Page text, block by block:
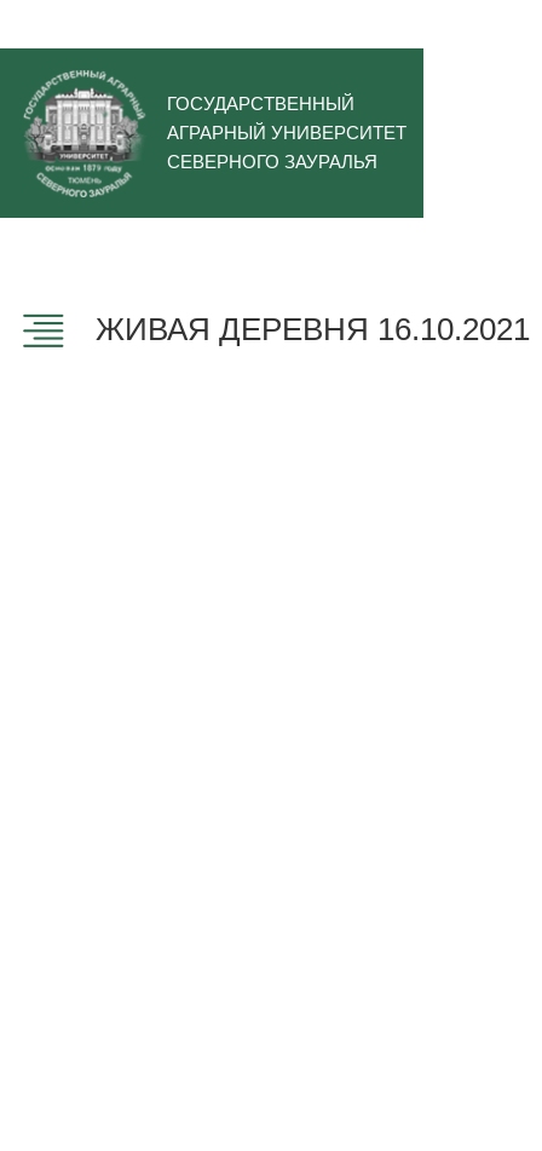
ГОСУДАРСТВЕННЫЙ
АГРАРНЫЙ УНИВЕРСИТЕТ
СЕВЕРНОГО ЗАУРАЛЬЯ
ЖИВАЯ ДЕРЕВНЯ 16.10.2021